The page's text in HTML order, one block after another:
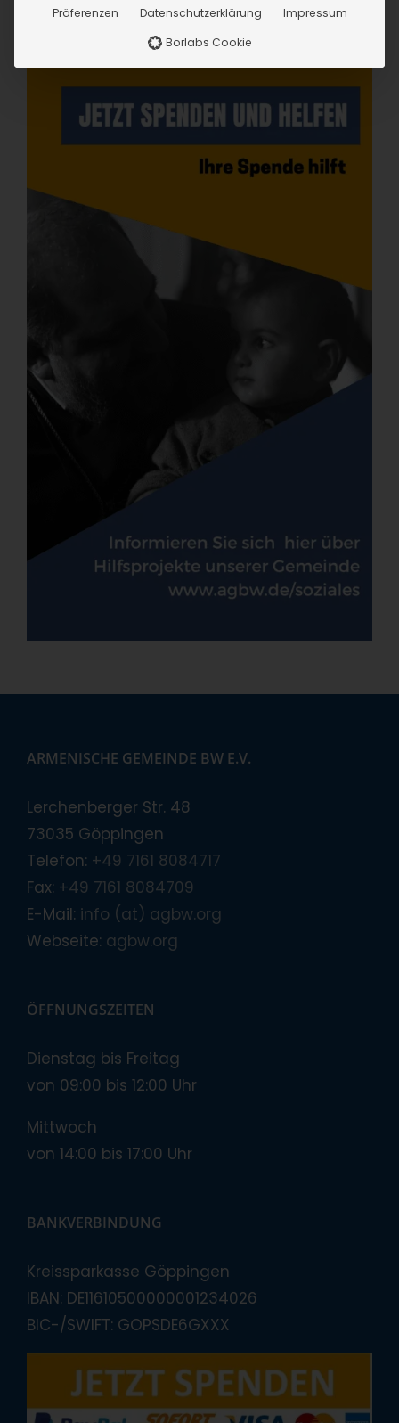
ARMENISCHE GEMEINDE BW E.V.
Lerchenberger Str. 48
73035 Göppingen
Telefon: +49 7161 8084717
Fax: +49 7161 8084709
E-Mail: info (at) agbw.org
Webseite: agbw.org
ÖFFNUNGSZEITEN
Dienstag bis Freitag
von 09:00 bis 12:00 Uhr
Mittwoch
von 14:00 bis 17:00 Uhr
BANKVERBINDUNG
Kreissparkasse Göppingen
IBAN: DE11610500000001234026
BIC-/SWIFT: GOPSDE6GXXX
Präferenzen Datenschutzerklärung
Impressum
Borlabs Cookie